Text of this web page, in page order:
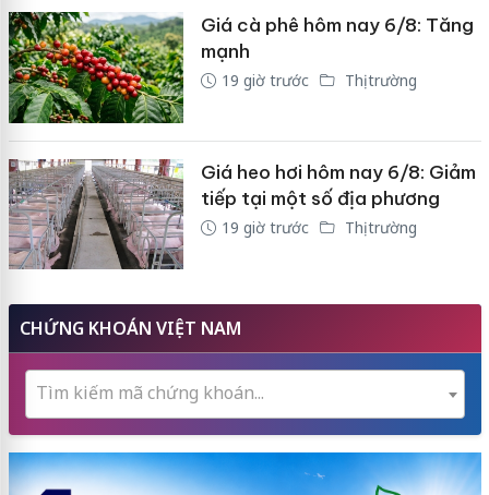
Giá cà phê hôm nay 6/8: Tăng
mạnh
19 giờ trước Thị trường
Giá heo hơi hôm nay 6/8: Giảm
tiếp tại một số địa phương
19 giờ trước Thị trường
CHỨNG KHOÁN VIỆT NAM
Tìm kiếm mã chứng khoán...